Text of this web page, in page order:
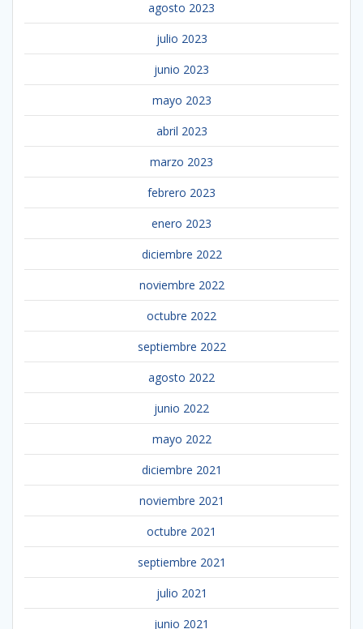
agosto 2023
julio 2023
junio 2023
mayo 2023
abril 2023
marzo 2023
febrero 2023
enero 2023
diciembre 2022
noviembre 2022
octubre 2022
septiembre 2022
agosto 2022
junio 2022
mayo 2022
diciembre 2021
noviembre 2021
octubre 2021
septiembre 2021
julio 2021
junio 2021